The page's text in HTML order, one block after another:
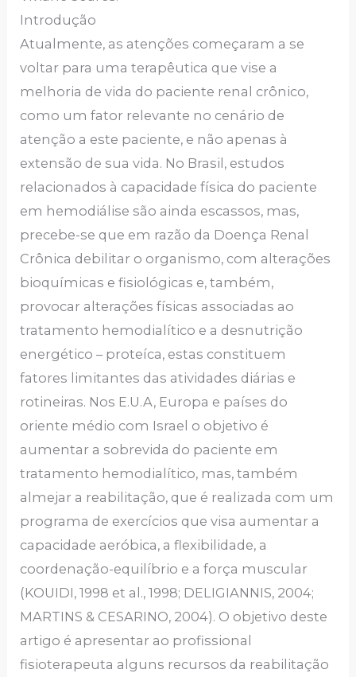
Introdução
Atualmente, as atenções começaram a se
voltar para uma terapêutica que vise a
melhoria de vida do paciente renal crônico,
como um fator relevante no cenário de
atenção a este paciente, e não apenas à
extensão de sua vida. No Brasil, estudos
relacionados à capacidade física do paciente
em hemodiálise são ainda escassos, mas,
precebe-se que em razão da Doença Renal
Crônica debilitar o organismo, com alterações
bioquímicas e fisiológicas e, também,
provocar alterações físicas associadas ao
tratamento hemodialítico e a desnutrição
energético – proteíca, estas constituem
fatores limitantes das atividades diárias e
rotineiras. Nos E.U.A, Europa e países do
oriente médio com Israel o objetivo é
aumentar a sobrevida do paciente em
tratamento hemodialítico, mas, também
almejar a reabilitação, que é realizada com um
programa de exercícios que visa aumentar a
capacidade aeróbica, a flexibilidade, a
coordenação-equilíbrio e a força muscular
(KOUIDI, 1998 et al., 1998; DELIGIANNIS, 2004;
MARTINS & CESARINO, 2004). O objetivo deste
artigo é apresentar ao profissional
fisioterapeuta alguns recursos da reabilitação